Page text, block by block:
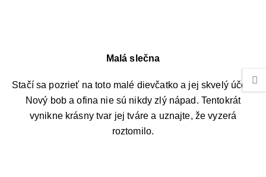
Malá slečna
Stačí sa pozrieť na toto malé dievčatko a jej skvelý účes.
Nový bob a ofina nie sú nikdy zlý nápad. Tentokrát
vynikne krásny tvar jej tváre a uznajte, že vyzerá
roztomilo.